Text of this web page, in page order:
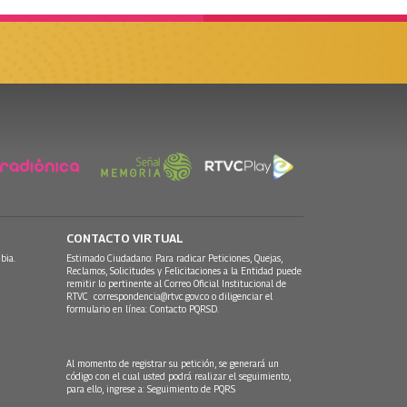
CONTACTO VIRTUAL
Estimado Ciudadano: Para radicar Peticiones, Quejas,
Reclamos, Solicitudes y Felicitaciones a la Entidad puede
remitir lo pertinente al Correo Oficial Institucional de
RTVC correspondencia@rtvc.gov.co o diligenciar el
formulario en línea: Contacto PQRSD.
Al momento de registrar su petición, se generará un
código con el cual usted podrá realizar el seguimiento,
para ello, ingrese a: Seguimiento de PQRS